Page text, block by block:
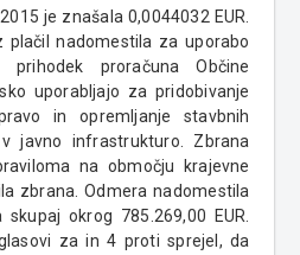
je znašala 0,0044032 EUR.
plačil nadomestila za uporabo
proračuna Občine
uporabljajo za pridobivanje
in opremljanje stavbnih
javno infrastrukturo. Zbrana
na območju krajevne
zbrana. Odmera nadomestila
okrog 785.269,00 EUR.
za in 4 proti sprejel, da